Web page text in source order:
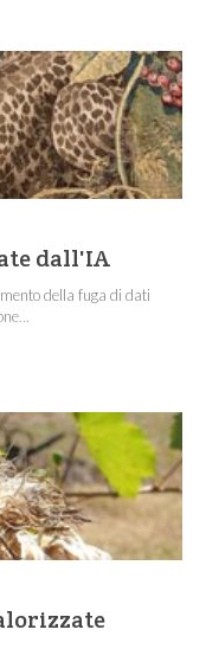
dall'IA
della fuga di dati